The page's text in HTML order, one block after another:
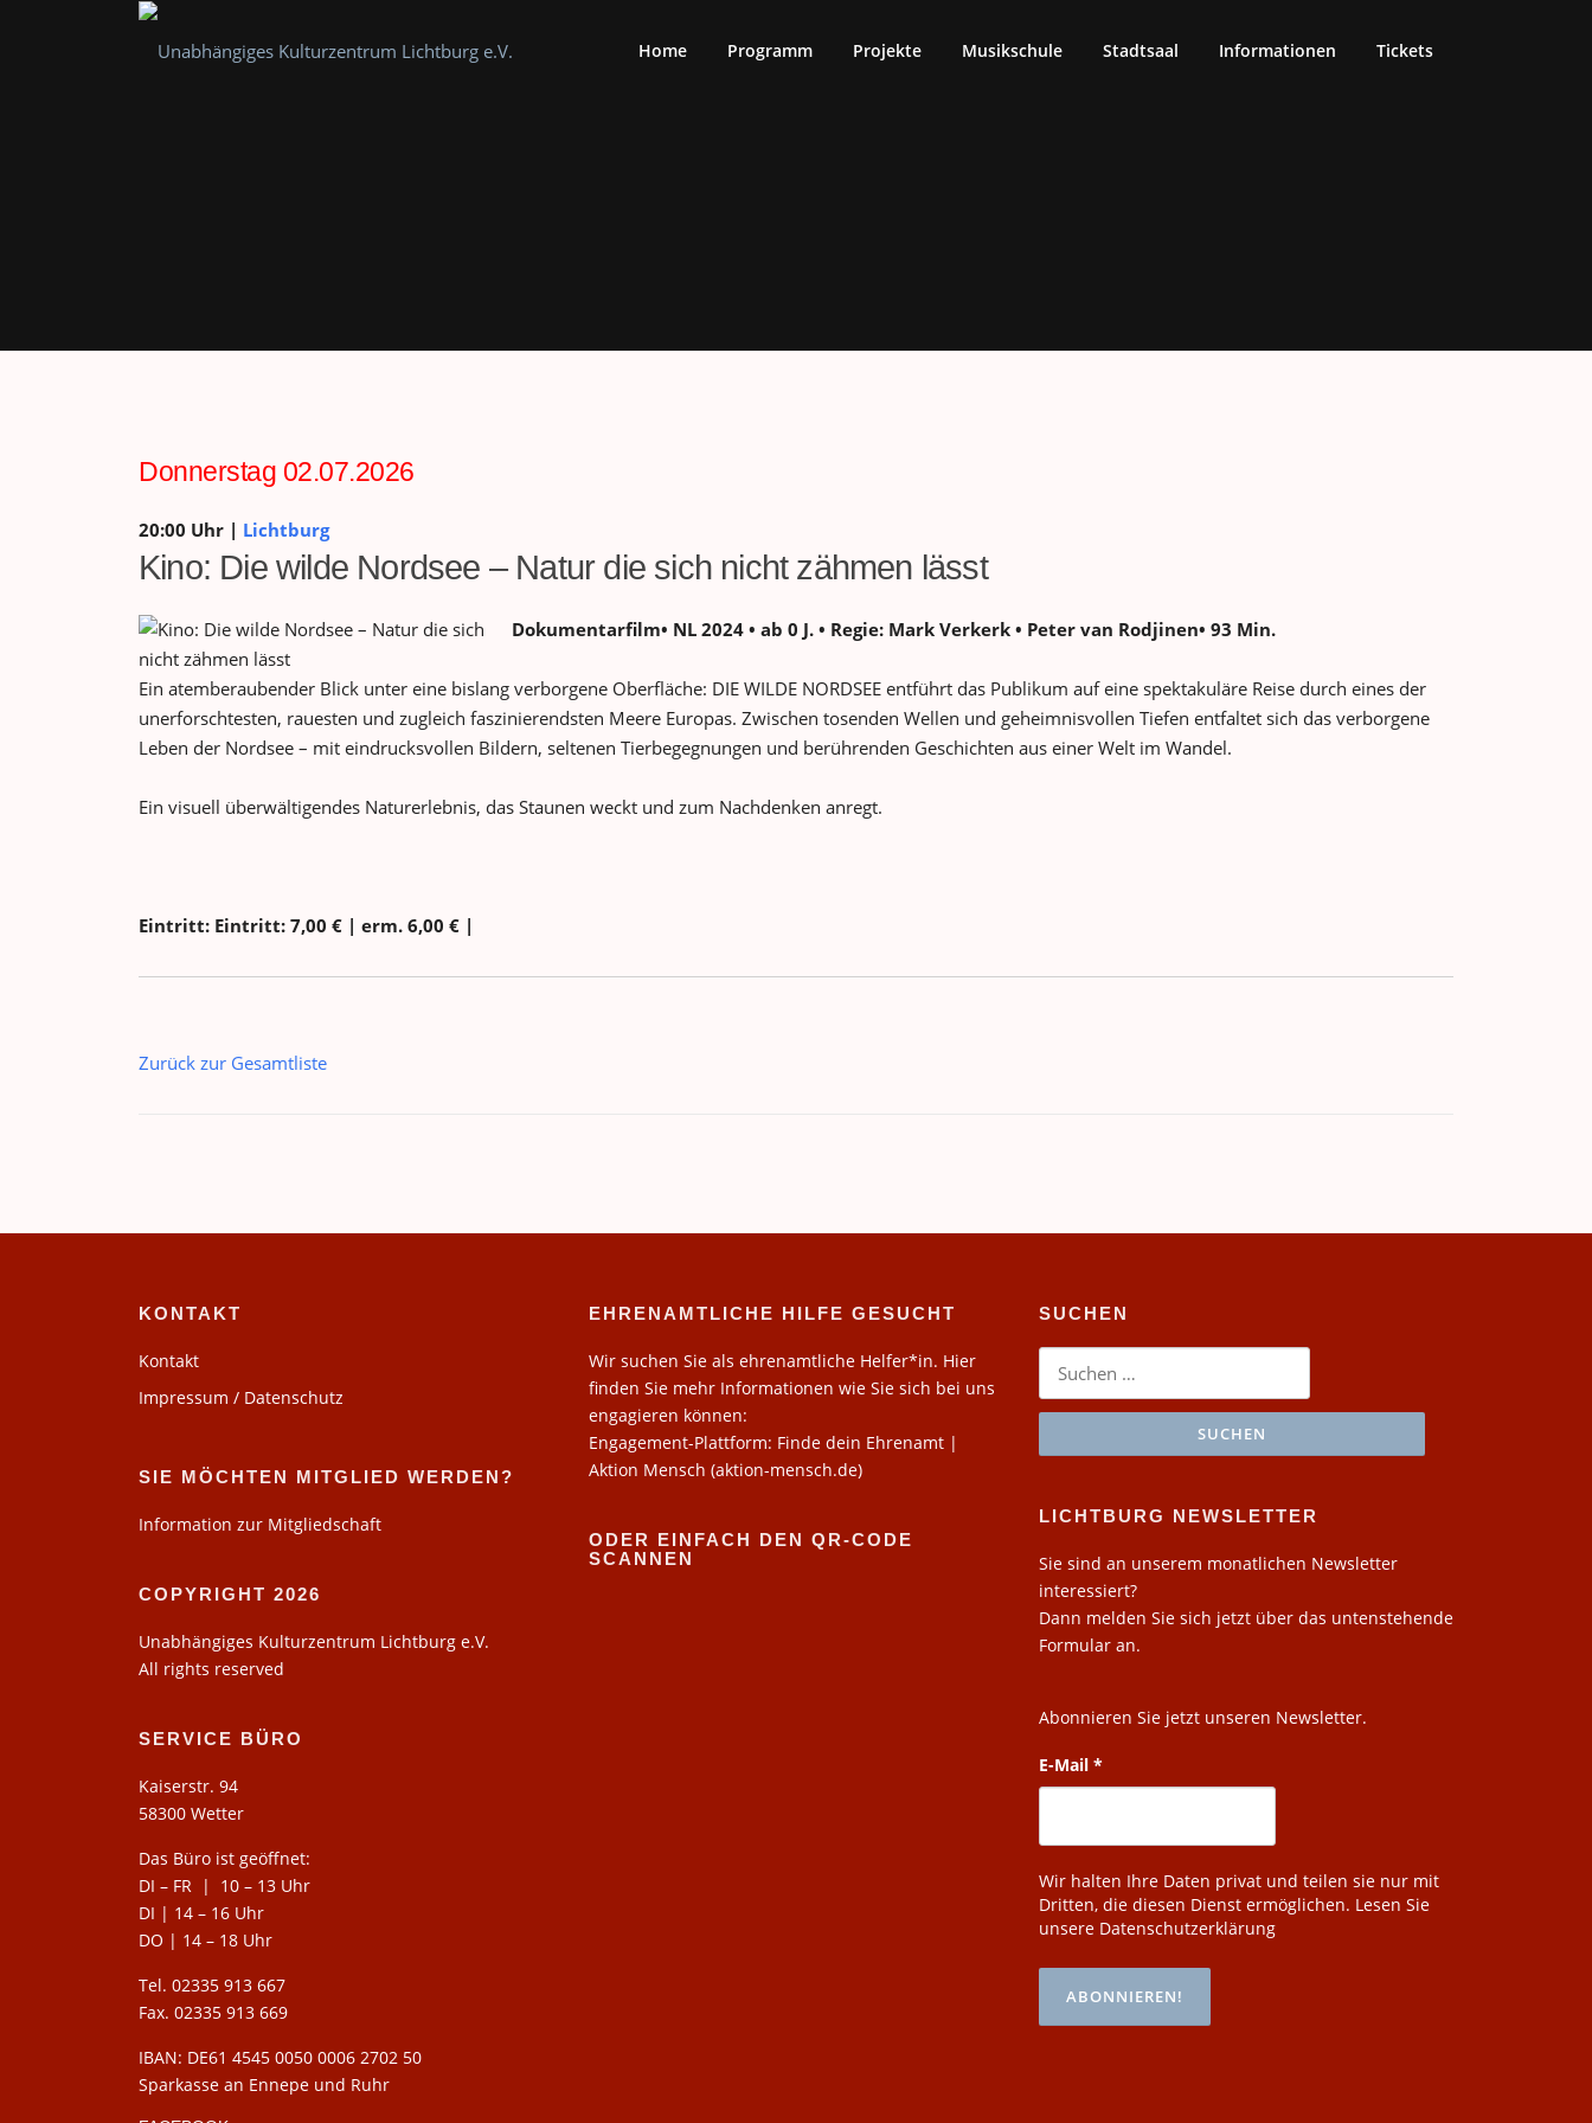
Home Programm Projekte Musikschule Stadtsaal Informationen Tickets
Donnerstag 02.07.2026
20:00 Uhr | Lichtburg
Kino: Die wilde Nordsee – Natur die sich nicht zähmen lässt
Dokumentarfilm• NL 2024 • ab 0 J. • Regie: Mark Verkerk • Peter van Rodjinen• 93 Min.
Ein atemberaubender Blick unter eine bislang verborgene Oberfläche: DIE WILDE NORDSEE entführt das Publikum auf eine spektakuläre Reise durch eines der
unerforschtesten, rauesten und zugleich faszinierendsten Meere Europas. Zwischen tosenden Wellen und geheimnisvollen Tiefen entfaltet sich das verborgene
Leben der Nordsee – mit eindrucksvollen Bildern, seltenen Tierbegegnungen und berührenden Geschichten aus einer Welt im Wandel.
Ein visuell überwältigendes Naturerlebnis, das Staunen weckt und zum Nachdenken anregt.
Eintritt: Eintritt: 7,00 € | erm. 6,00 € |
Zurück zur Gesamtliste
KONTAKT
Kontakt
Impressum / Datenschutz
SIE MÖCHTEN MITGLIED WERDEN?
Information zur Mitgliedschaft
COPYRIGHT 2026
Unabhängiges Kulturzentrum Lichtburg e.V.
All rights reserved
SERVICE BÜRO
Kaiserstr. 94
58300 Wetter
Das Büro ist geöffnet:
DI – FR | 10 – 13 Uhr
DI | 14 – 16 Uhr
DO | 14 – 18 Uhr
Tel. 02335 913 667
Fax. 02335 913 669
IBAN: DE61 4545 0050 0006 2702 50
Sparkasse an Ennepe und Ruhr
EHRENAMTLICHE HILFE GESUCHT
Wir suchen Sie als ehrenamtliche Helfer*in. Hier
finden Sie mehr Informationen wie Sie sich bei uns
engagieren können:
Engagement-Plattform: Finde dein Ehrenamt |
Aktion Mensch (aktion-mensch.de)
ODER EINFACH DEN QR-CODE
SCANNEN
SUCHEN
nach:
LICHTBURG NEWSLETTER
Sie sind an unserem monatlichen Newsletter
interessiert?
Dann melden Sie sich jetzt über das untenstehende
Formular an.
Abonnieren Sie jetzt unseren Newsletter.
E-Mail *
Wir halten Ihre Daten privat und teilen sie nur mit
Dritten, die diesen Dienst ermöglichen. Lesen Sie
unsere Datenschutzerklärung